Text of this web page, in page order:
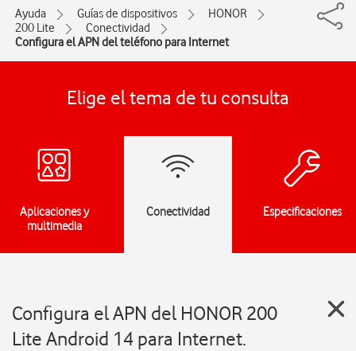
Ayuda Guías de dispositivos
HONOR
200 Lite
Conectividad
Configura el APN del teléfono para Internet
Elige el tema de tu consulta
Aplicaciones y
multimedia
Conectividad Especificaciones
Configura el APN del HONOR 200
Lite Android 14 para Internet.